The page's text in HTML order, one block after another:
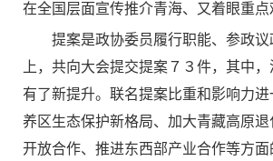
在全国层面宣传推介青海、又着眼重
提案是政协委员履行职能、参政
上，共向大会提交提案７３件，其中
有了新提升。联名提案比重和影响力
养区生态保护新格局、加大青藏高原
开放合作、推进东西部产业合作等方